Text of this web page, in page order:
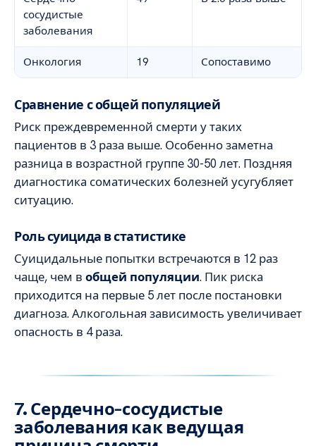
сосудистые
заболевания
Онкология 19 Сопоставимо
Сравнение с общей популяцией
Риск преждевременной смерти у таких
пациентов в 3 раза выше. Особенно заметна
разница в возрастной группе 30-50 лет. Поздняя
диагностика соматических болезней усугубляет
ситуацию.
Роль суицида в статистике
Суицидальные попытки встречаются в 12 раз
чаще, чем в общей популяции. Пик риска
приходится на первые 5 лет после постановки
диагноза. Алкогольная зависимость увеличивает
опасность в 4 раза.
7. Сердечно-сосудистые
заболевания как ведущая